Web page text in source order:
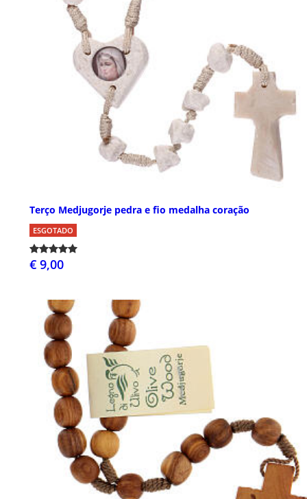
Terço Medjugorje pedra e fio medalha coração
ESGOTADO
€ 9,00